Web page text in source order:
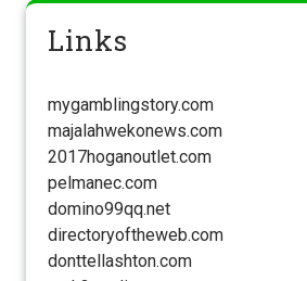
Links
mygamblingstory.com
majalahwekonews.com
2017hoganoutlet.com
pelmanec.com
domino99qq.net
directoryoftheweb.com
donttellashton.com